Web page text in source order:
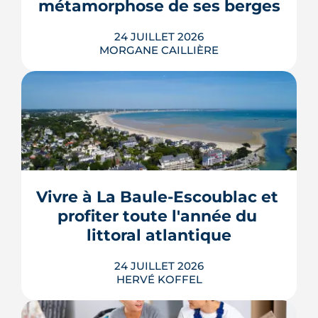
5/5
métamorphose de ses berges
24 JUILLET 2026
MORGANE CAILLIÈRE
Le projet de la ZAC Pirmil-Les Isles
déploie 3 300 logements neufs entre
Rezé et Nantes, dont 55 % attribués au
en Bail Réel Solidaire.
LIRE L'ARTICLE
Vivre à La Baule-Escoublac et
profiter toute l'année du
littoral atlantique
24 JUILLET 2026
HERVÉ KOFFEL